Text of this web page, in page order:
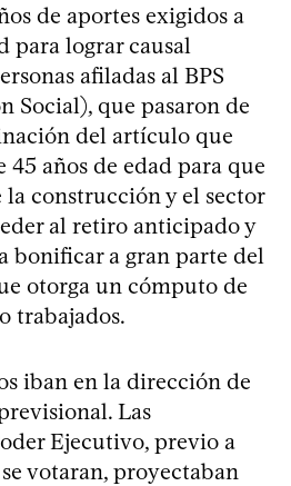
de aportes exigidos a
para lograr causal
afiladas al BPS
Social), que pasaron de
del artículo que
45 años de edad para que
la construcción y el sector
al retiro anticipado y
bonificar a gran parte del
otorga un cómputo de
trabajados.
iban en la dirección de
Las
Ejecutivo, previo a
votaran, proyectaban